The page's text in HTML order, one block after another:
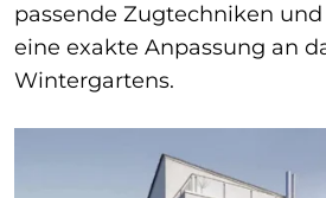
passende Zugtechniken
eine exakte Anpassung an
Wintergartens.